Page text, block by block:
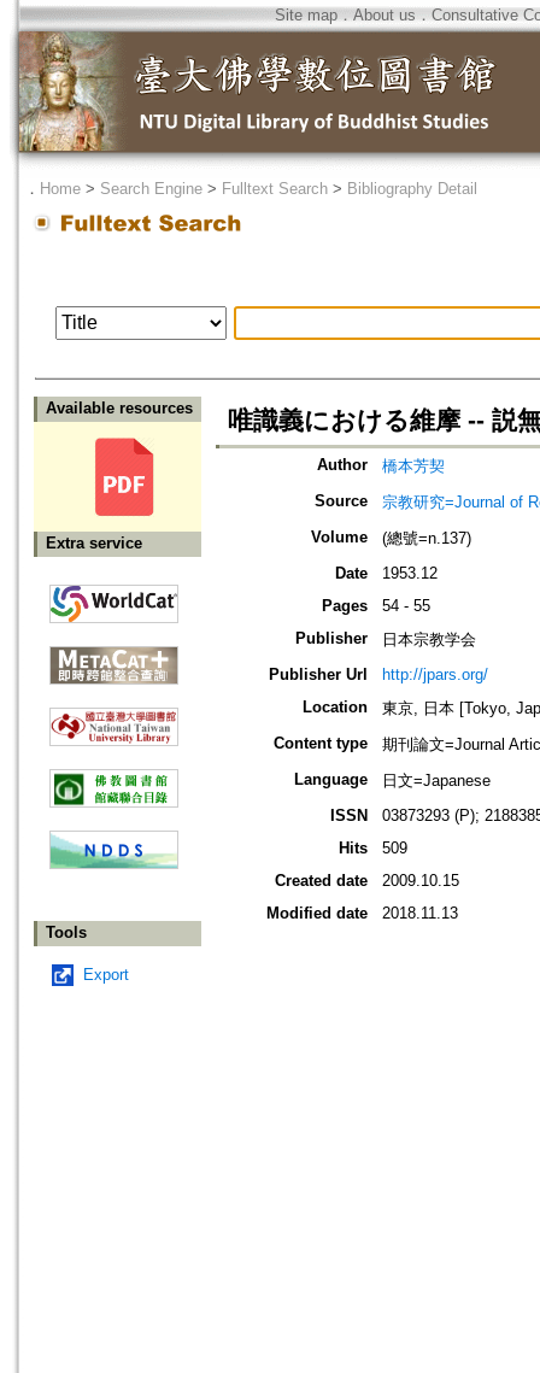
Site map．About us ． Consultative
． Home > Search Engine > Fulltext Search > Bibliography Detail
Available resources
Extra service
Tools
Export
唯識義における維摩 -- 説
Author
橋本芳契
Source
宗教研究=Journal of
Volume
(總號=n.137)
Date
1953.12
Pages
54 - 55
Publisher
日本宗教学会
Publisher Url
http://jpars.org/
Location
東京, 日本 [Tokyo,
Content type
期刊論文=Journal
Language
日文=Japanese
ISSN
03873293 (P);
Hits
509
Created date
2009.10.15
Modified date
2018.11.13